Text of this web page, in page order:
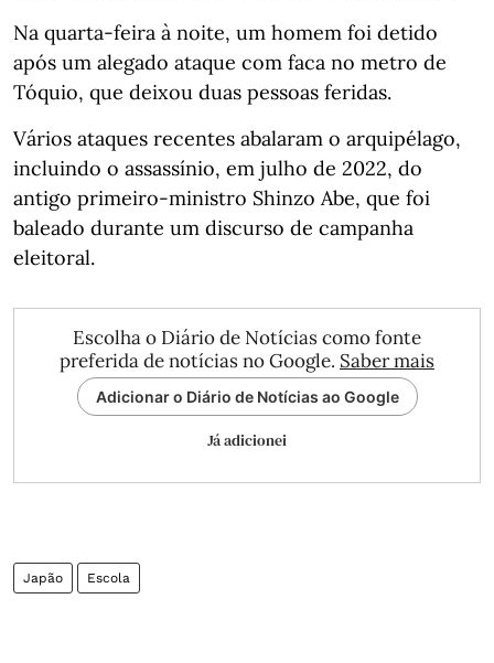
Na quarta-feira à noite, um homem foi detido
após um alegado ataque com faca no metro de
Tóquio, que deixou duas pessoas feridas.
Vários ataques recentes abalaram o arquipélago,
incluindo o assassínio, em julho de 2022, do
antigo primeiro-ministro Shinzo Abe, que foi
baleado durante um discurso de campanha
eleitoral.
Escolha o Diário de Notícias como fonte
preferida de notícias no Google. Saber mais
Adicionar o Diário de Notícias ao Google
Já adicionei
Japão Escola